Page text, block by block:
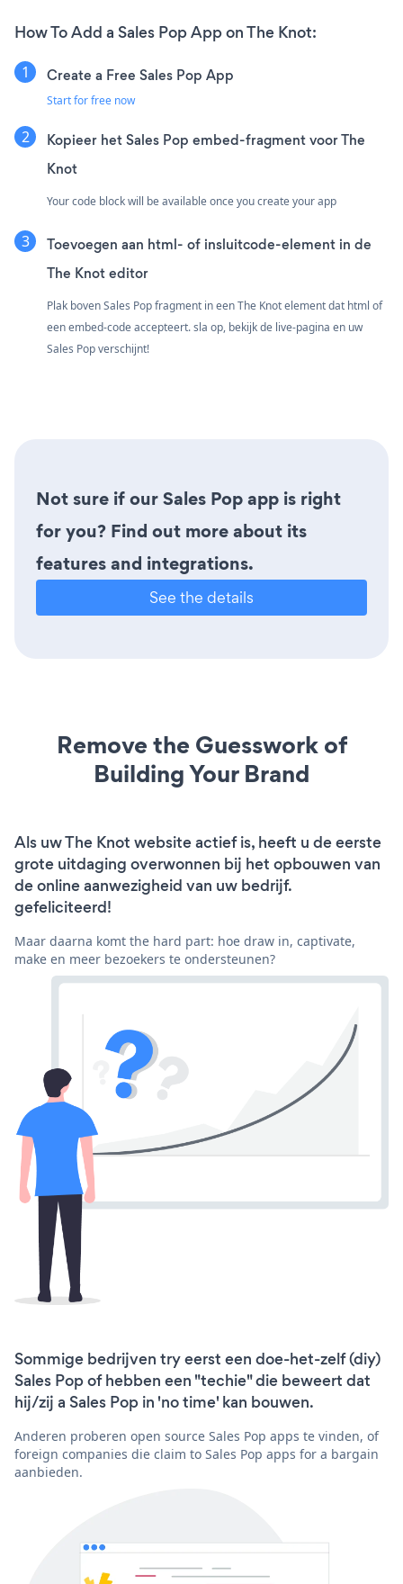
How To Add a Sales Pop App on The Knot:
Create a Free Sales Pop App
Start for free now
Kopieer het Sales Pop embed-fragment voor The
Knot
Your code block will be available once you create your app
Toevoegen aan html- of insluitcode-element in de
The Knot editor
Plak boven Sales Pop fragment in een The Knot element dat html of
een embed-code accepteert. sla op, bekijk de live-pagina en uw
Sales Pop verschijnt!
Not sure if our Sales Pop app is right
for you? Find out more about its
features and integrations.
See the details
Remove the Guesswork of
Building Your Brand
Als uw The Knot website actief is, heeft u de eerste
grote uitdaging overwonnen bij het opbouwen van
de online aanwezigheid van uw bedrijf.
gefeliciteerd!
Maar daarna komt the hard part: hoe draw in, captivate,
make en meer bezoekers te ondersteunen?
Sommige bedrijven try eerst een doe-het-zelf (diy)
Sales Pop of hebben een "techie" die beweert dat
hij/zij a Sales Pop in 'no time' kan bouwen.
Anderen proberen open source Sales Pop apps te vinden, of
foreign companies die claim to Sales Pop apps for a bargain
aanbieden.